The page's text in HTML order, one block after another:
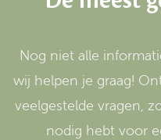
Nog niet alle
wij helpen je graag!
veelgestelde vragen,
nodig hebt voor